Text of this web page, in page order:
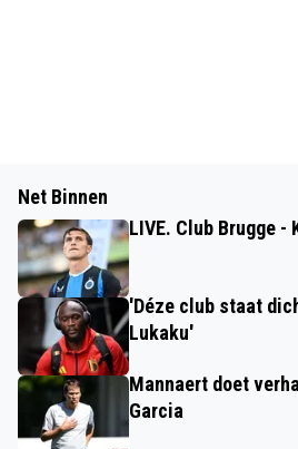
Net Binnen
LIVE. Club Brugge -
'Déze club staat
Lukaku'
Mannaert doet
Garcia